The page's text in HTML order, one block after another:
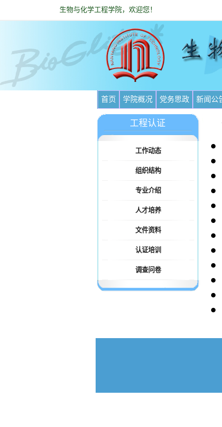
生物与化学工程学院，欢迎您！
首页 学院概况 党务思政 新闻公
工程认证
工作动态
组织结构
专业介绍
人才培养
文件资料
认证培训
调查问卷